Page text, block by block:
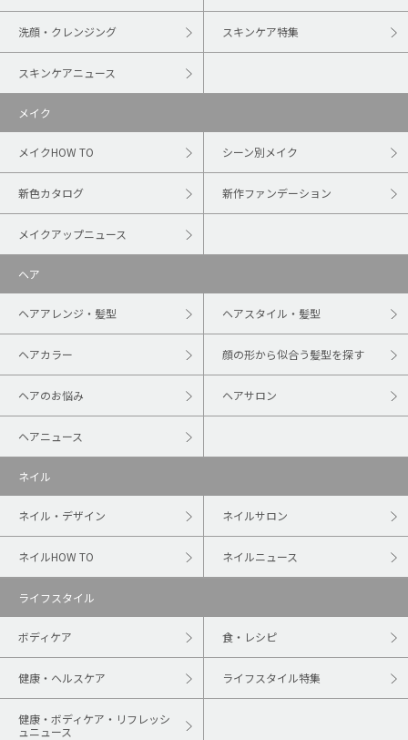
洗顔・クレンジング スキンケア特集
スキンケアニュース
メイク
メイクHOW TO シーン別メイク
新色カタログ 新作ファンデーション
メイクアップニュース
ヘア
ヘアアレンジ・髪型 ヘアスタイル・髪型
ヘアカラー 顔の形から似合う髪型を探す
ヘアのお悩み ヘアサロン
ヘアニュース
ネイル
ネイル・デザイン ネイルサロン
ネイルHOW TO ネイルニュース
ライフスタイル
ボディケア 食・レシピ
健康・ヘルスケア ライフスタイル特集
健康・ボディケア・リフレッシ
ュニュース